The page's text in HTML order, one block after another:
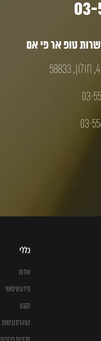
טופ אר פי אם
03-
03-
כללי
אודות
מידע שימושי
תקנון
הצהרת נגישות